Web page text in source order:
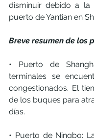
disminuir debido a la
puerto de Yantian en
Breve resumen de los
• Puerto de
terminales se
congestionados. El
de los buques para
días.
• Puerto de Ningbo: